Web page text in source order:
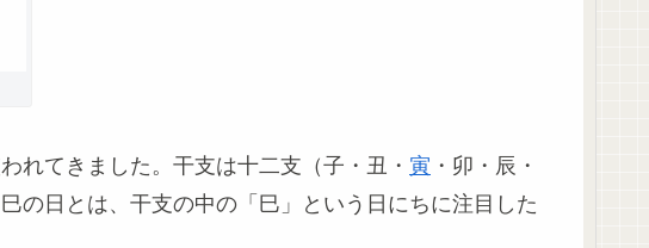
れてきました。干支は十二支（子・丑・ 寅 ・卯・辰・
の日とは、干支の中の「巳」という日にちに注目した